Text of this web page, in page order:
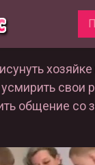
свои
общение со